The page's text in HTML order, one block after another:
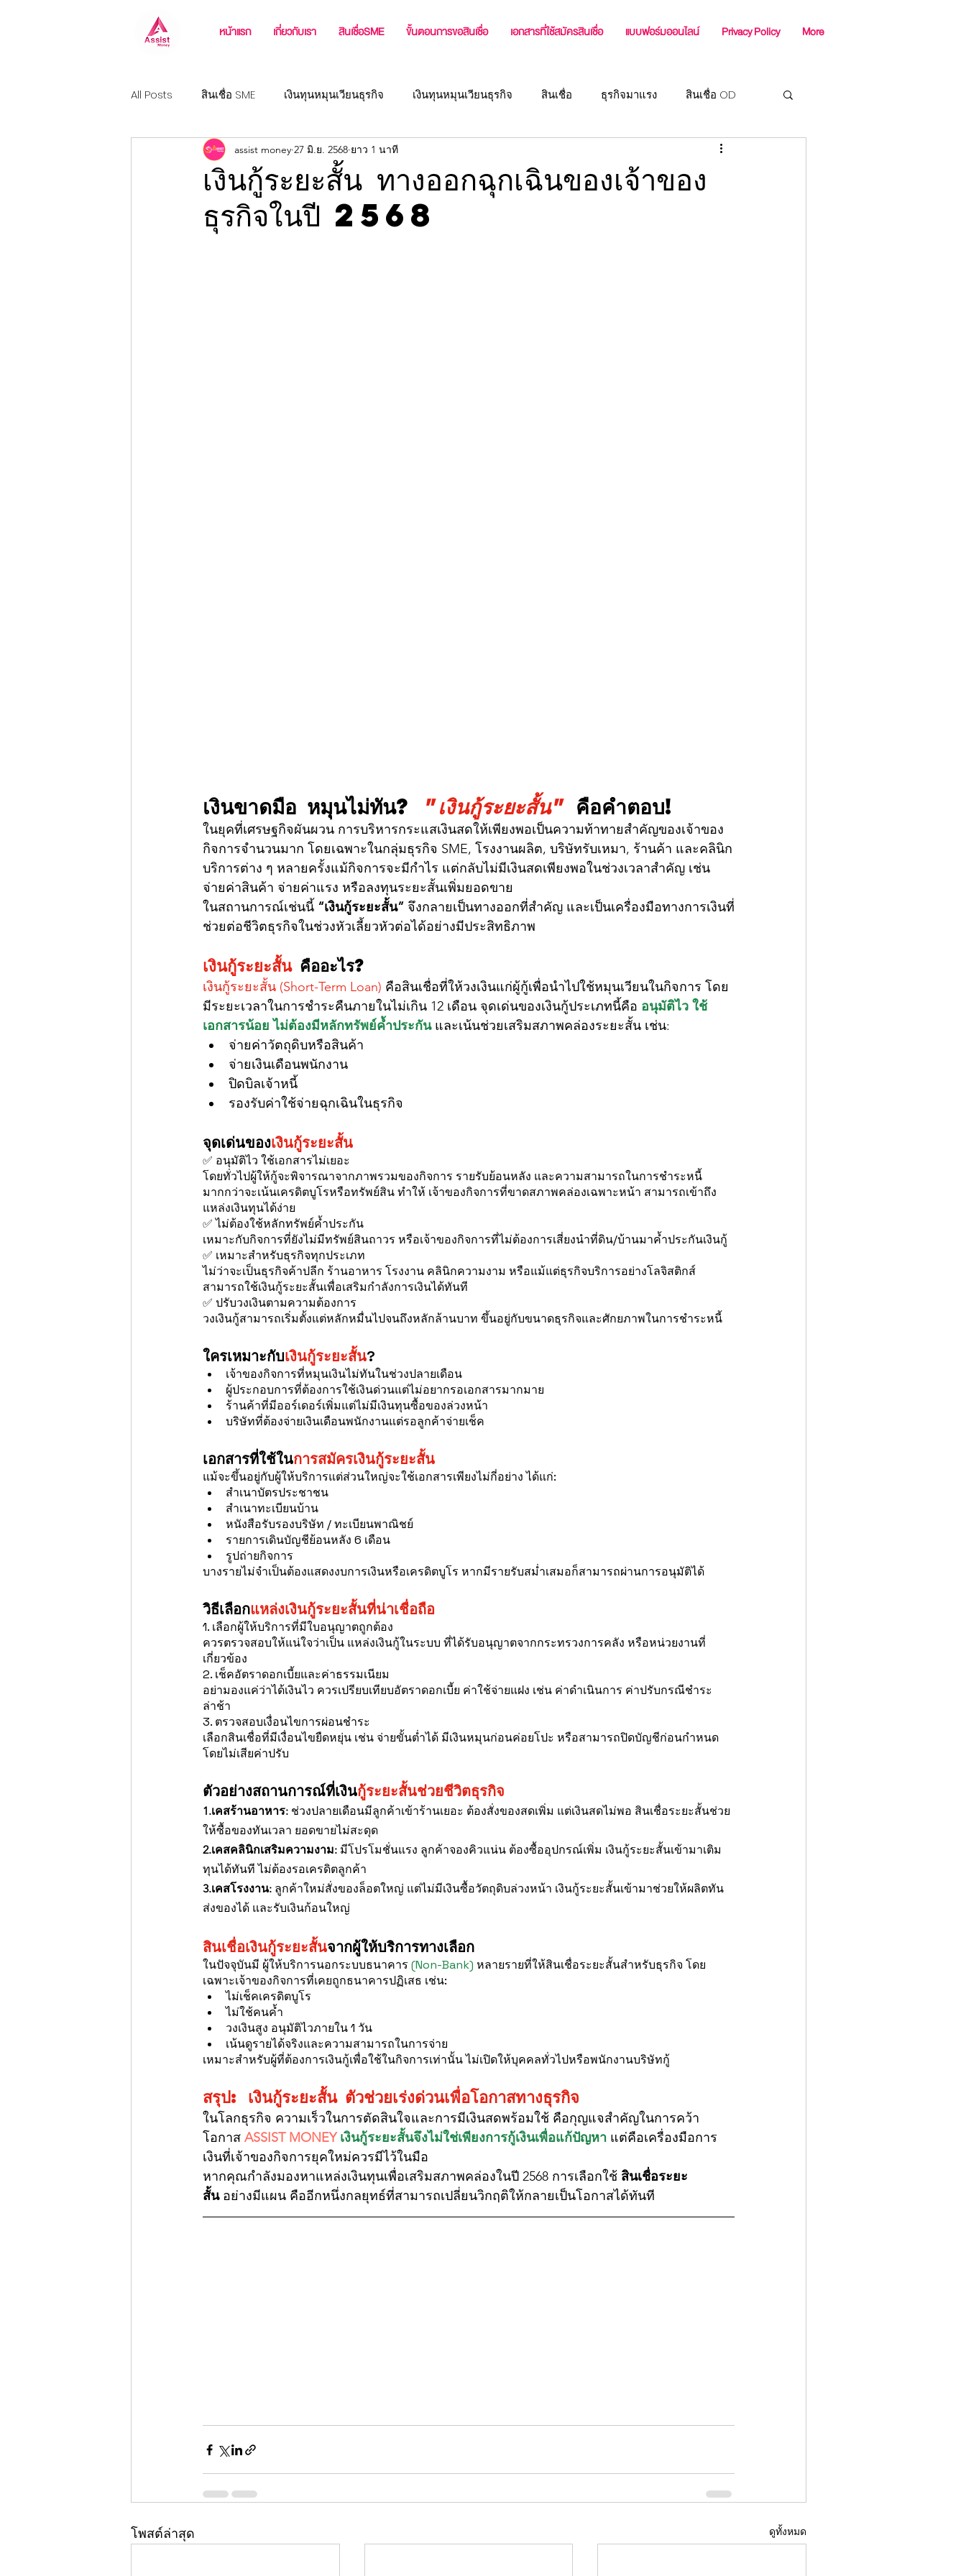
หน้าแรก เกี่ยวกับเรา สินเชื่อSME ขั้นตอนการขอสินเชื่อ เอกสารที่ใช้สมัครสินเชื่อ แบบฟอร์มออนไลน์ Privacy Policy More
All Posts สินเชื่อ SME เงินทุนหมุนเวียนธุรกิจ เงินทุนหมุนเวียนธุรกิจ สินเชื่อ ธุรกิจมาแรง สินเชื่อ OD
วงเงินฉุกเฉิน สินเชื่อธุรกิจขนส่ง แหล่งเงินทุนผู้ประกอบการ
สินเชื่อสำหรับเจ้าของโรงงาน สินเชื่อธุรกิจ หรือ เงินทุนสำหรับธุ
เงินกู้ระยะสั้น ทางออกฉุกเฉินของเจ้าของ
ธุรกิจในปี 2568
assist money 27 มิ.ย. 2568 ยาว 1 นาที
เงินขาดมือ หมุนไม่ทัน? "เงินกู้ระยะสั้น" คือคำตอบ!
ในยุคที่เศรษฐกิจผันผวน การบริหารกระแสเงินสดให้เพียงพอเป็นความท้าทายสำคัญของเจ้าของ
กิจการจำนวนมาก โดยเฉพาะในกลุ่มธุรกิจ SME, โรงงานผลิต, บริษัทรับเหมา, ร้านค้า และคลินิก
บริการต่าง ๆ หลายครั้งแม้กิจการจะมีกำไร แต่กลับไม่มีเงินสดเพียงพอในช่วงเวลาสำคัญ เช่น
จ่ายค่าสินค้า จ่ายค่าแรง หรือลงทุนระยะสั้นเพิ่มยอดขาย
ในสถานการณ์เช่นนี้ “เงินกู้ระยะสั้น” จึงกลายเป็นทางออกที่สำคัญ และเป็นเครื่องมือทางการเงินที่
ช่วยต่อชีวิตธุรกิจในช่วงหัวเลี้ยวหัวต่อได้อย่างมีประสิทธิภาพ
เงินกู้ระยะสั้น คืออะไร?
เงินกู้ระยะสั้น (Short-Term Loan) คือสินเชื่อที่ให้วงเงินแก่ผู้กู้เพื่อนำไปใช้หมุนเวียนในกิจการ โดย
มีระยะเวลาในการชำระคืนภายในไม่เกิน 12 เดือน จุดเด่นของเงินกู้ประเภทนี้คือ อนุมัติไว ใช้
เอกสารน้อย ไม่ต้องมีหลักทรัพย์ค้ำประกัน และเน้นช่วยเสริมสภาพคล่องระยะสั้น เช่น:
จ่ายค่าวัตถุดิบหรือสินค้า
จ่ายเงินเดือนพนักงาน
ปิดบิลเจ้าหนี้
รองรับค่าใช้จ่ายฉุกเฉินในธุรกิจ
จุดเด่นของเงินกู้ระยะสั้น
✅ อนุมัติไว ใช้เอกสารไม่เยอะ
โดยทั่วไปผู้ให้กู้จะพิจารณาจากภาพรวมของกิจการ รายรับย้อนหลัง และความสามารถในการชำระหนี้
มากกว่าจะเน้นเครดิตบูโรหรือทรัพย์สิน ทำให้ เจ้าของกิจการที่ขาดสภาพคล่องเฉพาะหน้า สามารถเข้าถึง
แหล่งเงินทุนได้ง่าย
✅ ไม่ต้องใช้หลักทรัพย์ค้ำประกัน
เหมาะกับกิจการที่ยังไม่มีทรัพย์สินถาวร หรือเจ้าของกิจการที่ไม่ต้องการเสี่ยงนำที่ดิน/บ้านมาค้ำประกันเงินกู้
✅ เหมาะสำหรับธุรกิจทุกประเภท
ไม่ว่าจะเป็นธุรกิจค้าปลีก ร้านอาหาร โรงงาน คลินิกความงาม หรือแม้แต่ธุรกิจบริการอย่างโลจิสติกส์
สามารถใช้เงินกู้ระยะสั้นเพื่อเสริมกำลังการเงินได้ทันที
✅ ปรับวงเงินตามความต้องการ
วงเงินกู้สามารถเริ่มตั้งแต่หลักหมื่นไปจนถึงหลักล้านบาท ขึ้นอยู่กับขนาดธุรกิจและศักยภาพในการชำระหนี้
ใครเหมาะกับเงินกู้ระยะสั้น?
เจ้าของกิจการที่หมุนเงินไม่ทันในช่วงปลายเดือน
ผู้ประกอบการที่ต้องการใช้เงินด่วนแต่ไม่อยากรอเอกสารมากมาย
ร้านค้าที่มีออร์เดอร์เพิ่มแต่ไม่มีเงินทุนซื้อของล่วงหน้า
บริษัทที่ต้องจ่ายเงินเดือนพนักงานแต่รอลูกค้าจ่ายเช็ค
เอกสารที่ใช้ในการสมัครเงินกู้ระยะสั้น
แม้จะขึ้นอยู่กับผู้ให้บริการแต่ส่วนใหญ่จะใช้เอกสารเพียงไม่กี่อย่าง ได้แก่:
สำเนาบัตรประชาชน
สำเนาทะเบียนบ้าน
หนังสือรับรองบริษัท / ทะเบียนพาณิชย์
รายการเดินบัญชีย้อนหลัง 6 เดือน
รูปถ่ายกิจการ
บางรายไม่จำเป็นต้องแสดงงบการเงินหรือเครดิตบูโร หากมีรายรับสม่ำเสมอก็สามารถผ่านการอนุมัติได้
วิธีเลือกแหล่งเงินกู้ระยะสั้นที่น่าเชื่อถือ
1. เลือกผู้ให้บริการที่มีใบอนุญาตถูกต้อง
ควรตรวจสอบให้แน่ใจว่าเป็น แหล่งเงินกู้ในระบบ ที่ได้รับอนุญาตจากกระทรวงการคลัง หรือหน่วยงานที่
เกี่ยวข้อง
2. เช็คอัตราดอกเบี้ยและค่าธรรมเนียม
อย่ามองแค่ว่าได้เงินไว ควรเปรียบเทียบอัตราดอกเบี้ย ค่าใช้จ่ายแฝง เช่น ค่าดำเนินการ ค่าปรับกรณีชำระ
ล่าช้า
3. ตรวจสอบเงื่อนไขการผ่อนชำระ
เลือกสินเชื่อที่มีเงื่อนไขยืดหยุ่น เช่น จ่ายขั้นต่ำได้ มีเงินหมุนก่อนค่อยโปะ หรือสามารถปิดบัญชีก่อนกำหนด
โดยไม่เสียค่าปรับ
ตัวอย่างสถานการณ์ที่เงินกู้ระยะสั้นช่วยชีวิตธุรกิจ
1.เคสร้านอาหาร: ช่วงปลายเดือนมีลูกค้าเข้าร้านเยอะ ต้องสั่งของสดเพิ่ม แต่เงินสดไม่พอ สินเชื่อระยะสั้นช่วย
ให้ซื้อของทันเวลา ยอดขายไม่สะดุด
2.เคสคลินิกเสริมความงาม: มีโปรโมชั่นแรง ลูกค้าจองคิวแน่น ต้องซื้ออุปกรณ์เพิ่ม เงินกู้ระยะสั้นเข้ามาเติม
ทุนได้ทันที ไม่ต้องรอเครดิตลูกค้า
3.เคสโรงงาน: ลูกค้าใหม่สั่งของล็อตใหญ่ แต่ไม่มีเงินซื้อวัตถุดิบล่วงหน้า เงินกู้ระยะสั้นเข้ามาช่วยให้ผลิตทัน
ส่งของได้ และรับเงินก้อนใหญ่
สินเชื่อเงินกู้ระยะสั้นจากผู้ให้บริการทางเลือก
ในปัจจุบันมี ผู้ให้บริการนอกระบบธนาคาร (Non-Bank) หลายรายที่ให้สินเชื่อระยะสั้นสำหรับธุรกิจ โดย
เฉพาะเจ้าของกิจการที่เคยถูกธนาคารปฏิเสธ เช่น:
ไม่เช็คเครดิตบูโร
ไม่ใช้คนค้ำ
วงเงินสูง อนุมัติไวภายใน 1 วัน
เน้นดูรายได้จริงและความสามารถในการจ่าย
เหมาะสำหรับผู้ที่ต้องการเงินกู้เพื่อใช้ในกิจการเท่านั้น ไม่เปิดให้บุคคลทั่วไปหรือพนักงานบริษัทกู้
สรุป: เงินกู้ระยะสั้น ตัวช่วยเร่งด่วนเพื่อโอกาสทางธุรกิจ
ในโลกธุรกิจ ความเร็วในการตัดสินใจและการมีเงินสดพร้อมใช้ คือกุญแจสำคัญในการคว้า
โอกาส ASSIST MONEY เงินกู้ระยะสั้นจึงไม่ใช่เพียงการกู้เงินเพื่อแก้ปัญหา แต่คือเครื่องมือการ
เงินที่เจ้าของกิจการยุคใหม่ควรมีไว้ในมือ
หากคุณกำลังมองหาแหล่งเงินทุนเพื่อเสริมสภาพคล่องในปี 2568 การเลือกใช้ สินเชื่อระยะ
สั้น อย่างมีแผน คืออีกหนึ่งกลยุทธ์ที่สามารถเปลี่ยนวิกฤติให้กลายเป็นโอกาสได้ทันที
โพสต์ล่าสุด ดูทั้งหมด